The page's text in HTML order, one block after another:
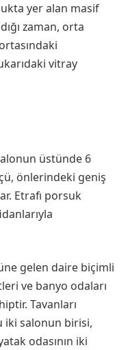
yer alan masif
zaman, orta
vitray
üstünde 6
önlerindeki geniş
Etrafı porsuk
gelen daire biçimli
ve banyo odaları
Tavanları
iki salonun birisi,
odasının iki